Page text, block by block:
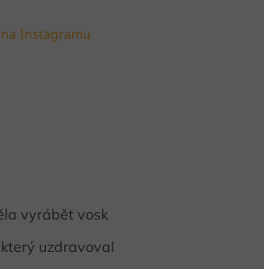
Instagramu
vyrábět vosk
uzdravoval